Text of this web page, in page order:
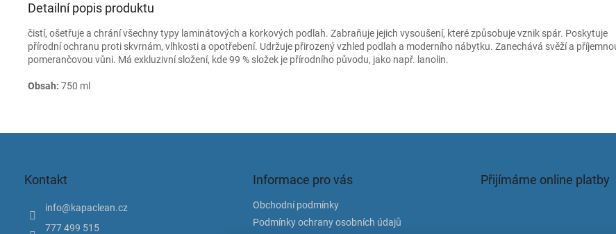
Detailní popis produktu
čistí, ošetřuje a chrání všechny typy laminátových a korkových podlah. Zabraňuje jejich vysoušení, které způsobuje vznik spár. Poskytuje
přírodní ochranu proti skvrnám, vlhkosti a opotřebení. Udržuje přirozený vzhled podlah a moderního nábytku. Zanechává svěží a
pomerančovou vůni. Má exkluzivní složení, kde 99 % složek je přírodního původu, jako např. lanolin.
Obsah: 750 ml
Kontakt
info@kapaclean.cz
777 499 515
Informace pro vás
Obchodní podmínky
Podmínky ochrany osobních údajů
Přijímáme online platby